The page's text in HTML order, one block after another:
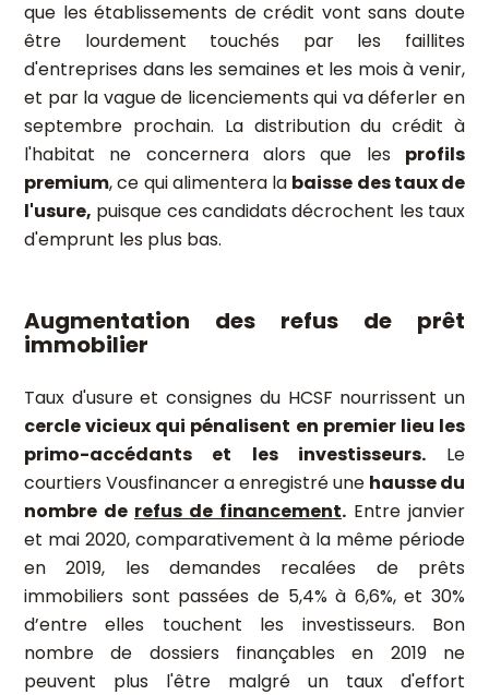
que les établissements de crédit vont sans doute
être lourdement touchés par les faillites
d'entreprises dans les semaines et les mois à venir,
et par la vague de licenciements qui va déferler en
septembre prochain. La distribution du crédit à
l'habitat ne concernera alors que les profils
premium, ce qui alimentera la baisse des taux de
l'usure, puisque ces candidats décrochent les taux
d'emprunt les plus bas.
Augmentation des refus de prêt
immobilier
Taux d'usure et consignes du HCSF nourrissent un
cercle vicieux qui pénalisent en premier lieu les
primo-accédants et les investisseurs.Le
courtiers Vousfinancer a enregistré une hausse du
nombre de refus de financement. Entre janvier
et mai 2020, comparativement à la même période
en 2019, les demandes recalées de prêts
immobiliers sont passées de 5,4% à 6,6%, et 30%
d’entre elles touchent les investisseurs. Bon
nombre de dossiers finançables en 2019 ne
peuvent plus l'être malgré un taux d'effort